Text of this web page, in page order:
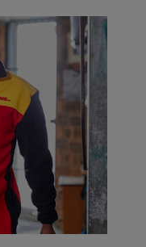
los servicios Same
Express.
de dejarlo